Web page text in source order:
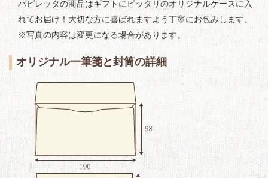
パピレッタの商品はギフトにピッタリのオリジナルケースに入
れてお届け！大切な方に喜ばれますよう丁寧にお包みします。
※写真の内容は変更になる場合があります。
オリジナル一筆箋と封筒の詳細